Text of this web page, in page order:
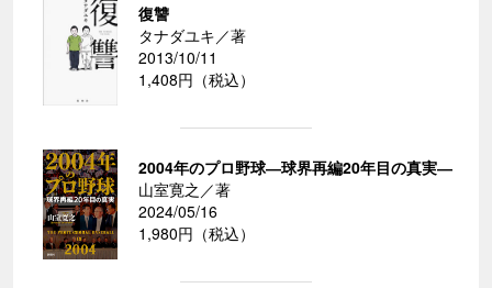
復讐
タナダユキ／著
2013/10/11
1,408円（税込）
2004年のプロ野球―球界再編20年目の真実―
山室寛之／著
2024/05/16
1,980円（税込）